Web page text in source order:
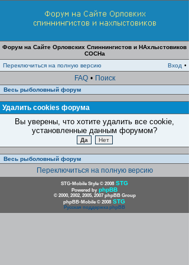
Форум на Сайте Орловских Спиннингистов и НАхлыстовиков
СОСНа
Переключиться на полную версию
Вход •
FAQ • Поиск
Весь рыболовный форум
Удалить cookies форума
Вы уверены, что хотите удалить все cookie,
установленные данным форумом?
Весь рыболовный форум
Переключиться на полную версию
STG-Mobile Style © 2008 STG
Powered by phpBB
© 2000, 2002, 2005, 2007 phpBB Group
phpBB-Mobile © 2008 STG
Русская поддержка phpBB